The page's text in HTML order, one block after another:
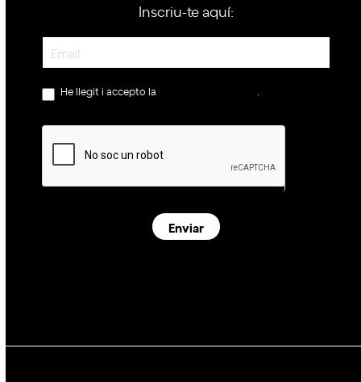
Inscriu-te aquí:
Newsletter
He llegit i accepto la política de privacitat.
Enviar